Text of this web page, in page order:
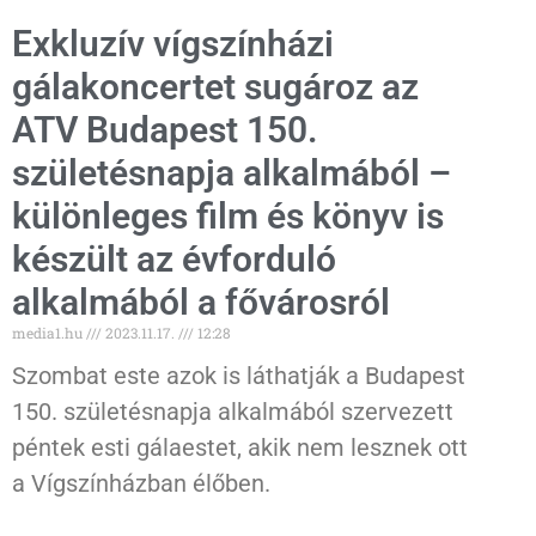
Exkluzív vígszínházi
gálakoncertet sugároz az
ATV Budapest 150.
születésnapja alkalmából –
különleges film és könyv is
készült az évforduló
alkalmából a fővárosról
media1.hu 2023.11.17. 12:28
Szombat este azok is láthatják a Budapest
150. születésnapja alkalmából szervezett
péntek esti gálaestet, akik nem lesznek ott
a Vígszínházban élőben.